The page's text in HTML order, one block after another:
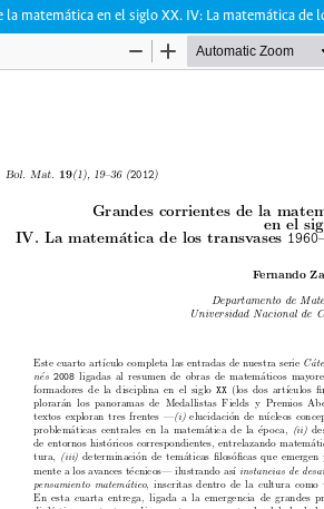
la matemática en el siglo XX. IV: La matemática de